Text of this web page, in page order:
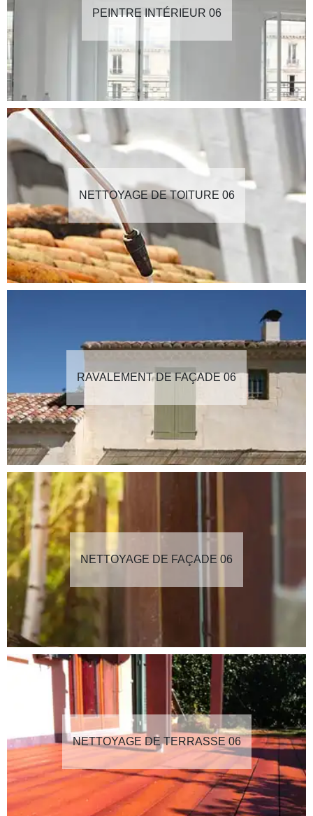
PEINTRE INTÉRIEUR 06
NETTOYAGE DE TOITURE 06
RAVALEMENT DE FAÇADE 06
NETTOYAGE DE FAÇADE 06
NETTOYAGE DE TERRASSE 06